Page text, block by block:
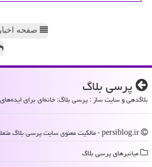
صفحه اخبار
پرسی بلاگ
بلاگدهی و سایت ساز : پرسی بلاگ: خانه‌ای برای
میانبرهای پرسی بلاگ